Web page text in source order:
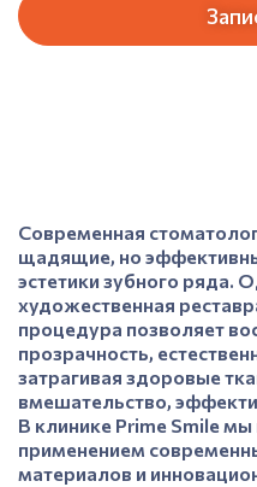
Современная
щадящие, но
эстетики зубного ряда.
художественная
процедура позволяет
прозрачность,
затрагивая здоровые
вмешательство,
В клинике Prime Smile
применением
материалов и